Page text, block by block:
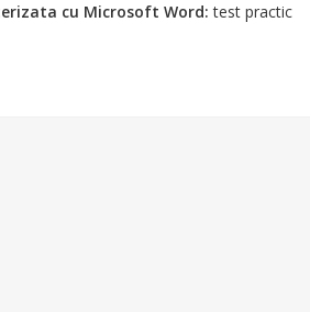
cu Microsoft Word:test practic